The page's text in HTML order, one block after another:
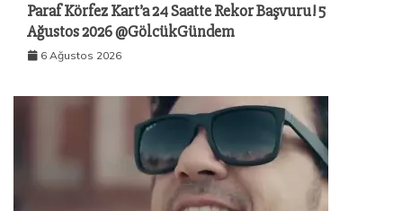
Paraf Körfez Kart’a 24 Saatte Rekor Başvuru! 5
Ağustos 2026 @GölcükGündem
6 Ağustos 2026